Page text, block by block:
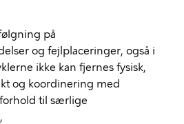
på
og fejlplaceringer, også i
ikke kan fjernes fysisk,
og koordinering med
til særlige